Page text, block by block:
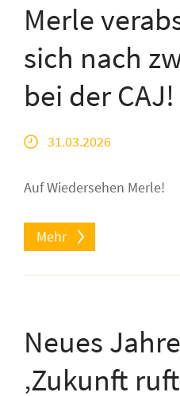
Merle
sich nach
bei der CAJ!
31.03.2026
Auf Wiedersehen Merle!
Mehr
Neues
‚Zukunft